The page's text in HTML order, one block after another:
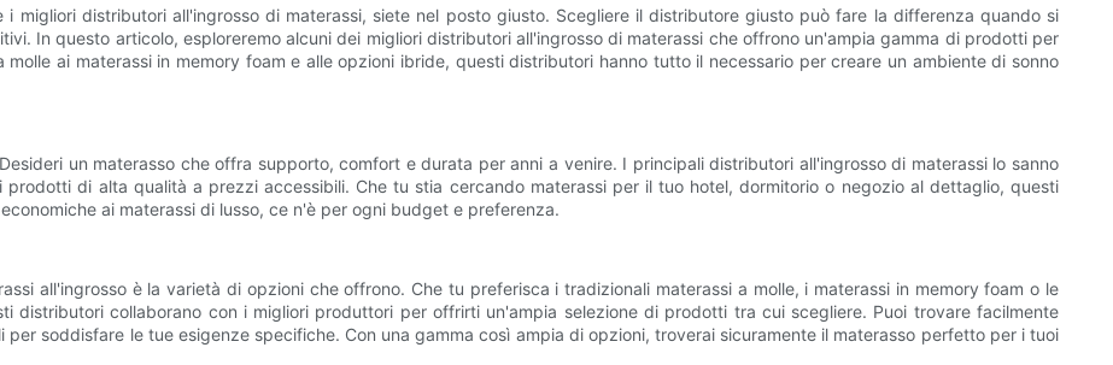
migliori distributori all'ingrosso di materassi, siete nel posto giusto. Scegliere il distributore giusto può fare la differenza quando si
In questo articolo, esploreremo alcuni dei migliori distributori all'ingrosso di materassi che offrono un'ampia gamma di prodotti per
ai materassi in memory foam e alle opzioni ibride, questi distributori hanno tutto il necessario per creare un ambiente di sonno
un materasso che offra supporto, comfort e durata per anni a venire. I principali distributori all'ingrosso di materassi lo sanno
di alta qualità a prezzi accessibili. Che tu stia cercando materassi per il tuo hotel, dormitorio o negozio al dettaglio, questi
ai materassi di lusso, ce n'è per ogni budget e preferenza.
all'ingrosso è la varietà di opzioni che offrono. Che tu preferisca i tradizionali materassi a molle, i materassi in memory foam o le
distributori collaborano con i migliori produttori per offrirti un'ampia selezione di prodotti tra cui scegliere. Puoi trovare facilmente
soddisfare le tue esigenze specifiche. Con una gamma così ampia di opzioni, troverai sicuramente il materasso perfetto per i tuoi